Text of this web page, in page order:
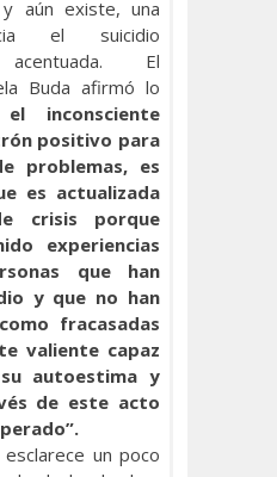
aún existe, una
el suicidio
acentuada. El
Buda afirmó lo
el inconsciente
positivo para
problemas, es
es actualizada
crisis porque
experiencias
que han
y que no han
fracasadas
valiente capaz
autoestima y
de este acto
un poco